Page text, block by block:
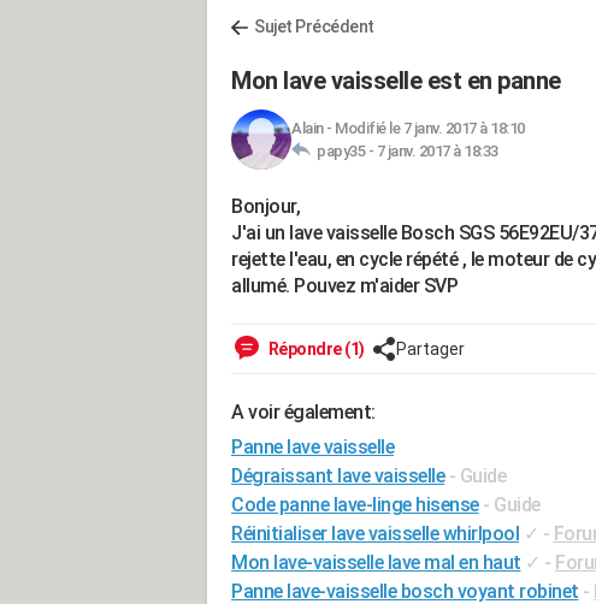
Sujet Précédent
Mon lave vaisselle est en panne
Alain- Modifié le 7 janv. 2017 à 18:10
papy35 - 7 janv. 2017 à 18:33
Bonjour,
J'ai un lave vaisselle Bosch SGS 56E92EU/
rejette l'eau, en cycle répété , le moteur de
allumé. Pouvez m'aider SVP
Répondre (1) Partager
A voir également:
Panne lave vaisselle
Dégraissant lave vaisselle - Guide
Code panne lave-linge hisense - Guide
Réinitialiser lave vaisselle whirlpool ✓ -
Mon lave-vaisselle lave mal en haut ✓ -
Panne lave-vaisselle bosch voyant robinet -